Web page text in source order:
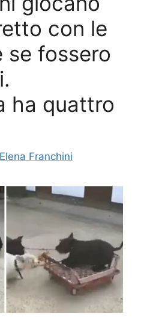
con le
se fossero
ha quattro
Elena Franchini